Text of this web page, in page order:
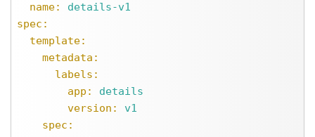
name:
details-v1
spec:
template:
metadata:
labels:
app:
details
version:
v1
spec: